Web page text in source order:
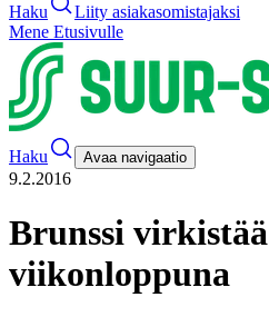
Haku
Liity asiakasomistajaksi
Mene Etusivulle
Haku Avaa navigaatio
9.2.2016
Brunssi virkistää
viikonloppuna